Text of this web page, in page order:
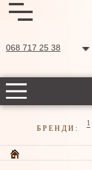
068 717 25 38
БРЕНДИ:
1